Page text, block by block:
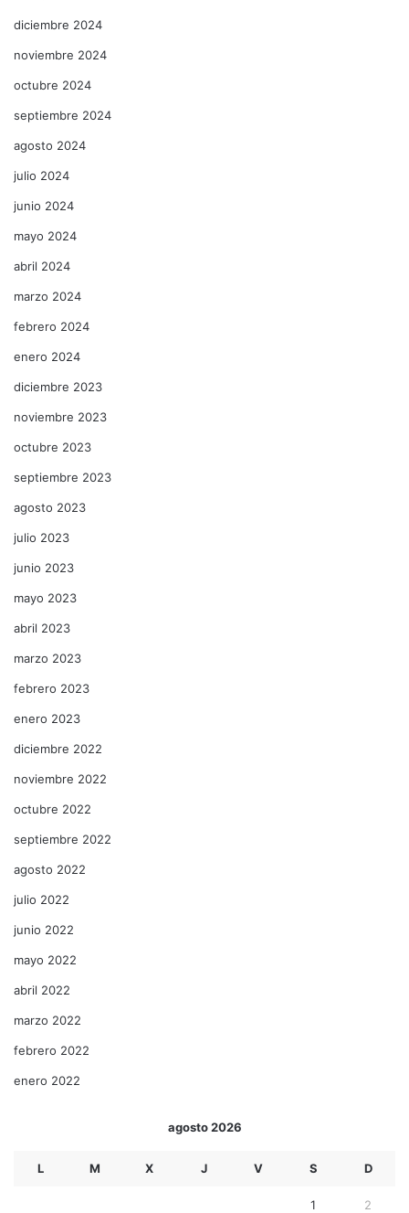
diciembre 2024
noviembre 2024
octubre 2024
septiembre 2024
agosto 2024
julio 2024
junio 2024
mayo 2024
abril 2024
marzo 2024
febrero 2024
enero 2024
diciembre 2023
noviembre 2023
octubre 2023
septiembre 2023
agosto 2023
julio 2023
junio 2023
mayo 2023
abril 2023
marzo 2023
febrero 2023
enero 2023
diciembre 2022
noviembre 2022
octubre 2022
septiembre 2022
agosto 2022
julio 2022
junio 2022
mayo 2022
abril 2022
marzo 2022
febrero 2022
enero 2022
agosto 2026
L M X J V S D
1 2